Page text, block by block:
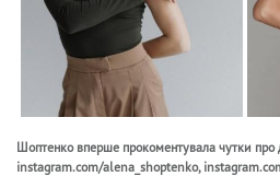
Шоптенко вперше прокоментувала чутки про
instagram.com/alena_shoptenko,